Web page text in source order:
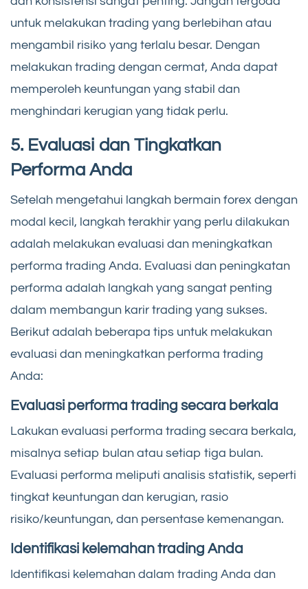
untuk melakukan trading yang berlebihan atau
mengambil risiko yang terlalu besar. Dengan
melakukan trading dengan cermat, Anda dapat
memperoleh keuntungan yang stabil dan
menghindari kerugian yang tidak perlu.
5. Evaluasi dan Tingkatkan
Performa Anda
Setelah mengetahui langkah bermain forex dengan
modal kecil, langkah terakhir yang perlu dilakukan
adalah melakukan evaluasi dan meningkatkan
performa trading Anda. Evaluasi dan peningkatan
performa adalah langkah yang sangat penting
dalam membangun karir trading yang sukses.
Berikut adalah beberapa tips untuk melakukan
evaluasi dan meningkatkan performa trading
Anda:
Evaluasi performa trading secara berkala
Lakukan evaluasi performa trading secara berkala,
misalnya setiap bulan atau setiap tiga bulan.
Evaluasi performa meliputi analisis statistik, seperti
tingkat keuntungan dan kerugian, rasio
risiko/keuntungan, dan persentase kemenangan.
Identifikasi kelemahan trading Anda
Identifikasi kelemahan dalam trading Anda dan